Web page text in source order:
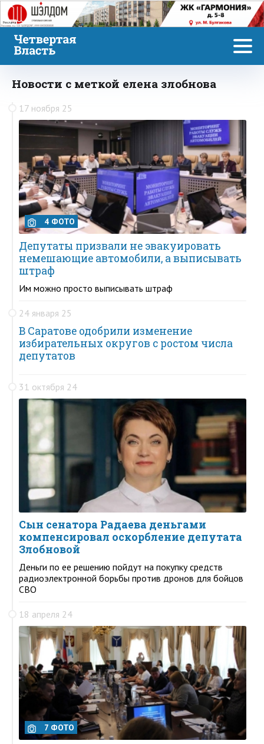
Реклама
Новости с меткой елена злобнова
17 ноября 25
4 ФОТО
Депутаты призвали не эвакуировать
немешающие автомобили, а выписывать
штраф
Им можно просто выписывать штраф
24 января 25
В Саратове одобрили изменение
избирательных округов с ростом числа
депутатов
31 октября 24
Сын сенатора Радаева деньгами
компенсировал оскорбление депутата
Злобновой
Деньги по ее решению пойдут на покупку средств
радиоэлектронной борьбы против дронов для бойцов
СВО
18 апреля 24
7 ФОТО